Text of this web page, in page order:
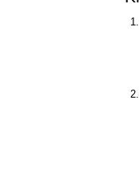
1.
2.